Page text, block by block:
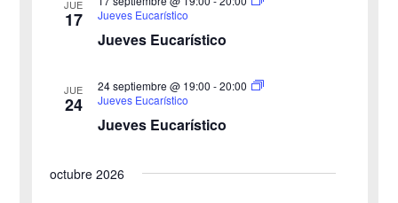
y
JUE
17
Jueves Eucarístico
Jueves Eucarístico
JUE
24
Jueves Eucarístico
24 septiembre @ 19:00 -20:00
Jueves Eucarístico
octubre 2026